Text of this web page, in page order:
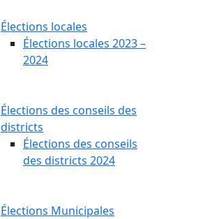
Élections locales
Élections locales 2023 –
2024
Élections des conseils des
districts
Élections des conseils
des districts 2024
Élections Municipales